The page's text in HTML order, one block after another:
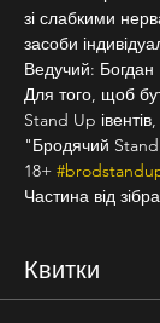
зі слабкими
засоби
Ведучий:
Для того, щоб
Stand Up
"Бродячий
18+
Частина від
Квитки